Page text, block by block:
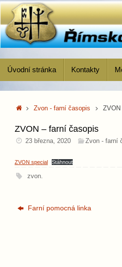
Skip
to
content
content
Úvodní stránka Kontakty
HomeZvon - farní časopis
ZVON – farní časopis
23 března, 2020 Zvon - farní
ZVON special Stáhnout
zvon.
Farní pomocná linka